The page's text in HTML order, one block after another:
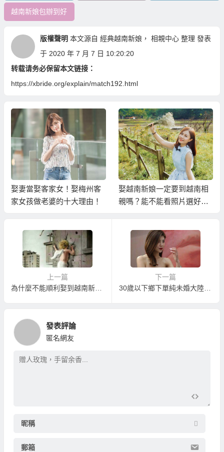
越南新娘包辦到好
版權聲明 本文源自 經典越南新娘 ， 相親中心整理 發表
于 2020 年 7 月 7 日 10:20:20
转载请务必保留本文链接：
https://xbride.org/explain/match192.html
娶妻當娶客家女！娶梅州客
家女孩做老婆的十大理由！
娶越南新娘一定要到越南相
親嗎？能不能看照片選好後
上一篇
為什麼不能順利娶到越南新娘！？找錯越南新娘仲介讓您錯失姻緣！
下一篇
30歲以下鄉下單純未婚大陸新娘全部辦到好只要40萬！？
發表評論
匿名網友
昵稱
郵箱